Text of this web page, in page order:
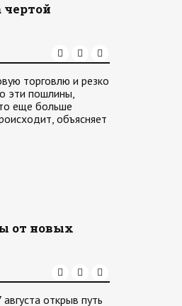
торговлю и резко
эти пошлины,
еще больше
объясняет
от новых
открыв путь